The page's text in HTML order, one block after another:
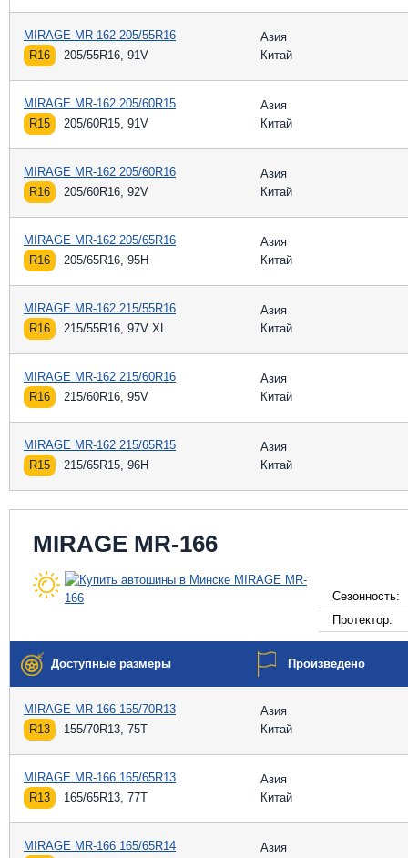
MIRAGE MR-162 205/55R16
R16
205/55R16, 91V
Азия
Китай
MIRAGE MR-162 205/60R15
R15
205/60R15, 91V
Азия
Китай
MIRAGE MR-162 205/60R16
R16
205/60R16, 92V
Азия
Китай
MIRAGE MR-162 205/65R16
R16
205/65R16, 95H
Азия
Китай
MIRAGE MR-162 215/55R16
R16
215/55R16, 97V XL
Азия
Китай
MIRAGE MR-162 215/60R16
R16
215/60R16, 95V
Азия
Китай
MIRAGE MR-162 215/65R15
R15
215/65R15, 96H
Азия
Китай
MIRAGE MR-166
Сезонность:
Протектор:
Доступные размеры Произведено
MIRAGE MR-166 155/70R13
R13
155/70R13, 75T
Азия
Китай
MIRAGE MR-166 165/65R13
R13
165/65R13, 77T
Азия
Китай
MIRAGE MR-166 165/65R14
Азия